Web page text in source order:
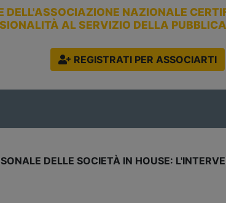
DELL'ASSOCIAZIONE NAZIONALE
AL SERVIZIO DELLA
REGISTRATI PER ASSOCIARTI
DELLE SEZIONI RIUNITE DELLA CORTE DEI